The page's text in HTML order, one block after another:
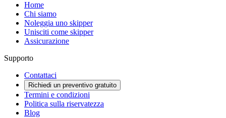
Home
Chi siamo
Noleggia uno skipper
Unisciti come skipper
Assicurazione
Supporto
Contattaci
Richiedi un preventivo gratuito
Termini e condizioni
Politica sulla riservatezza
Blog